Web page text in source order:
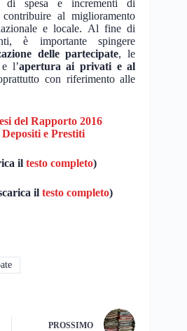
di spesa e incrementi di
al miglioramento
e locale. Al fine di
è importante spingere
delle partecipate, le
l’apertura ai privati e al
con riferimento alle
del Rapporto 2016
e Prestiti
il testo completo)
il testo completo)
PROSSIMO